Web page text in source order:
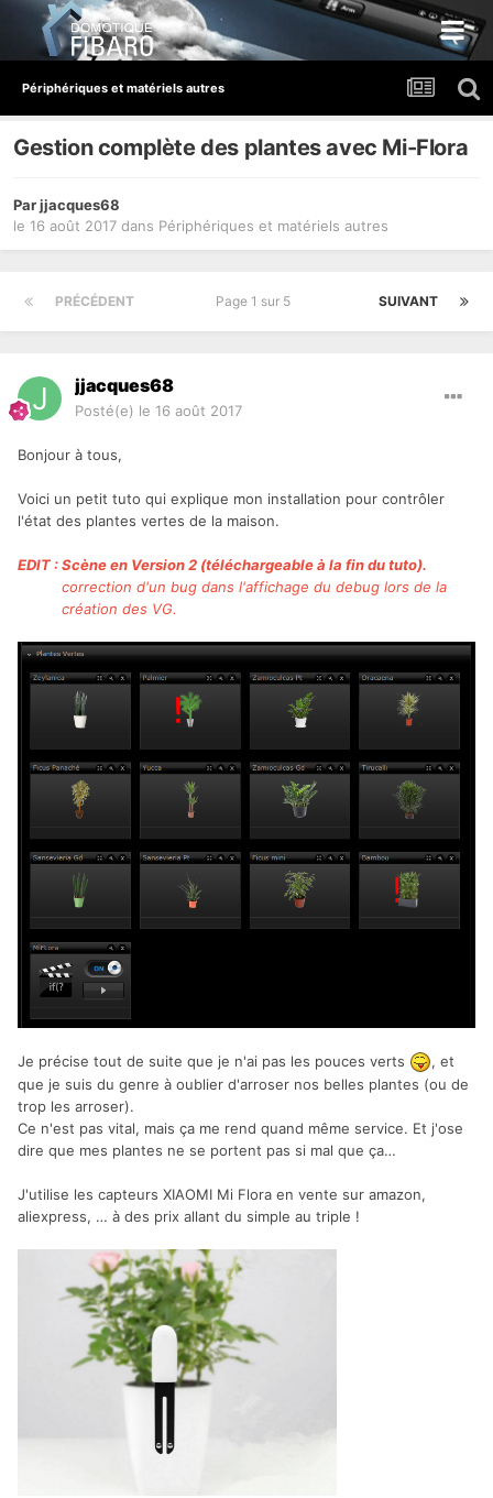
Périphériques et matériels autres
Gestion complète des plantes avec Mi-Flora
Parjjacques68
le 16 août 2017 dans Périphériques et matériels autres
PRÉCÉDENT SUIVANT
Page 1 sur 5
jjacques68
Posté(e) le 16 août 2017
Bonjour à tous,
Voici un petit tuto qui explique mon installation pour contrôler
l'état des plantes vertes de la maison.
EDIT : Scène en Version 2 (téléchargeable à la fin du tuto).
correction d'un bug dans l'affichage du debug lors de la
création des VG.
Je précise tout de suite que je n'ai pas les pouces verts
, et
que je suis du genre à oublier d'arroser nos belles plantes (ou de
trop les arroser).
Ce n'est pas vital, mais ça me rend quand même service. Et j'ose
dire que mes plantes ne se portent pas si mal que ça…
J'utilise les capteurs XIAOMI Mi Flora en vente sur amazon,
aliexpress, … à des prix allant du simple au triple !